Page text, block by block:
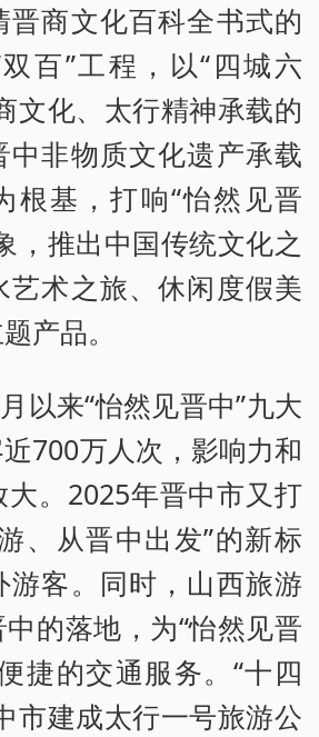
晋商文化百科全书式的
百”工程，以“四城六
文化、太行精神承载的
中非物质文化遗产承载
根基，打响“怡然见晋
，推出中国传统文化之
艺术之旅、休闲度假美
产品。
以来“怡然见晋中”九大
700万人次，影响力和
大。2025年晋中市又打
、从晋中出发”的新标
游客。同时，山西旅游
的落地，为“怡然见晋
捷的交通服务。“十四
市建成太行一号旅游公